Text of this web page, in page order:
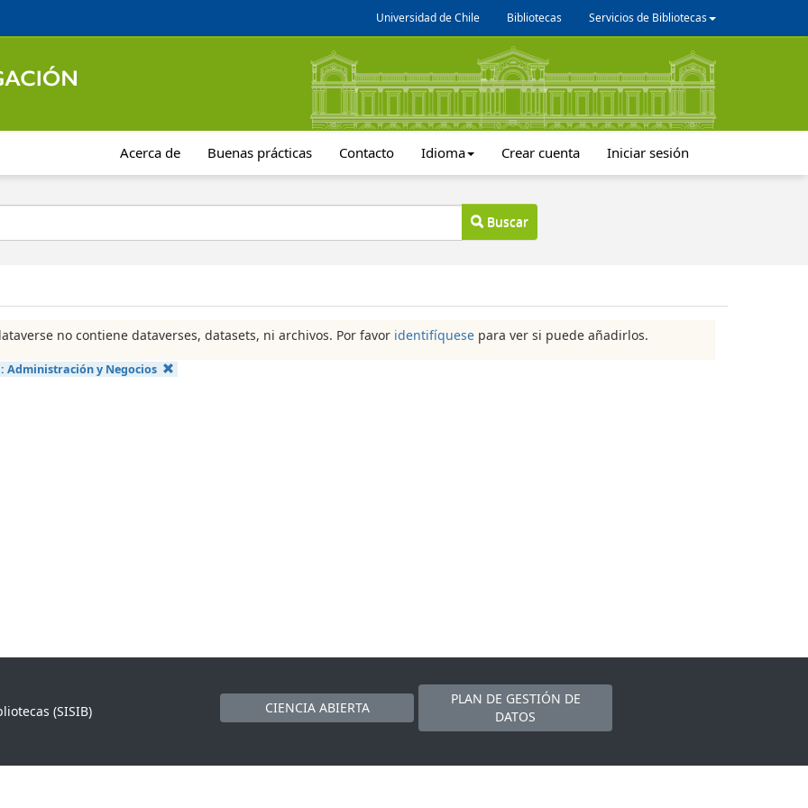
Universidad de Chile Bibliotecas Servicios de Bibliotecas
Acerca de Buenas prácticas Contacto Idioma Crear cuenta Iniciar sesión
Buscar
no contiene dataverses, datasets, ni archivos. Por favor identifíquese para ver si puede añadirlos.
Administración y Negocios
(SISIB)
CIENCIA ABIERTA
PLAN DE GESTIÓN DE
DATOS